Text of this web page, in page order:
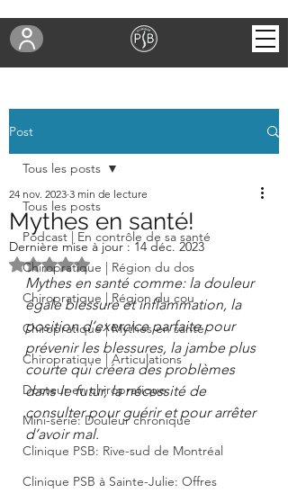
Post
Tous les posts
Podcast | En contrôle de sa santé
Chiropratique | Région du dos
Chiropratique | Région du cou
Chiropratique | Mythes en santé
Chiropratique | Articulations
Docteur en chiropratique
Mini-série: Douleur chronique
Clinique PSB: Rive-sud de Montréal
Clinique PSB à Sainte-Julie: Offres
Tous les posts
Mythes en santé!
24 nov. 2023 3 min de lecture
Dernière mise à jour :14 déc. 2023
Noté NaN étoiles sur 5.
Mythes en santé comme: la douleur
égale blessure et inflammation, la
position d’exercice parfaite pour
prévenir les blessures, la jambe plus
courte qui créera des problèmes
dans le futur, la nécessité de
consulter pour guérir et pour arrêter
d’avoir mal.